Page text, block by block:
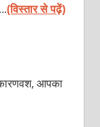
(विस्तार से पढ़ें)
आपका